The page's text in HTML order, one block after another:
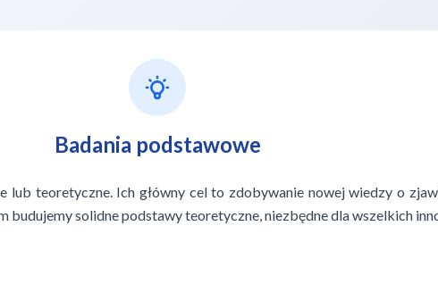
Badania podstawowe
teoretyczne. Ich główny cel to zdobywanie nowej wiedzy o
solidne podstawy teoretyczne, niezbędne dla wszelkich